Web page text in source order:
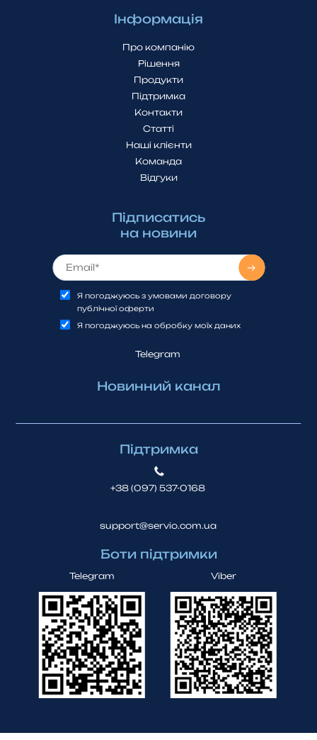
Інформація
Про компанію
Рішення
Продукти
Підтримка
Контакти
Статті
Наші клієнти
Команда
Відгуки
Підписатись
на новини
Я погоджуюсь з умовами договору
публічної оферти
Я погоджуюсь на обробку моїх даних
Telegram
Новинний канал
Підтримка
+38 (097) 537-0168
support@servio.com.ua
Боти підтримки
Telegram Viber